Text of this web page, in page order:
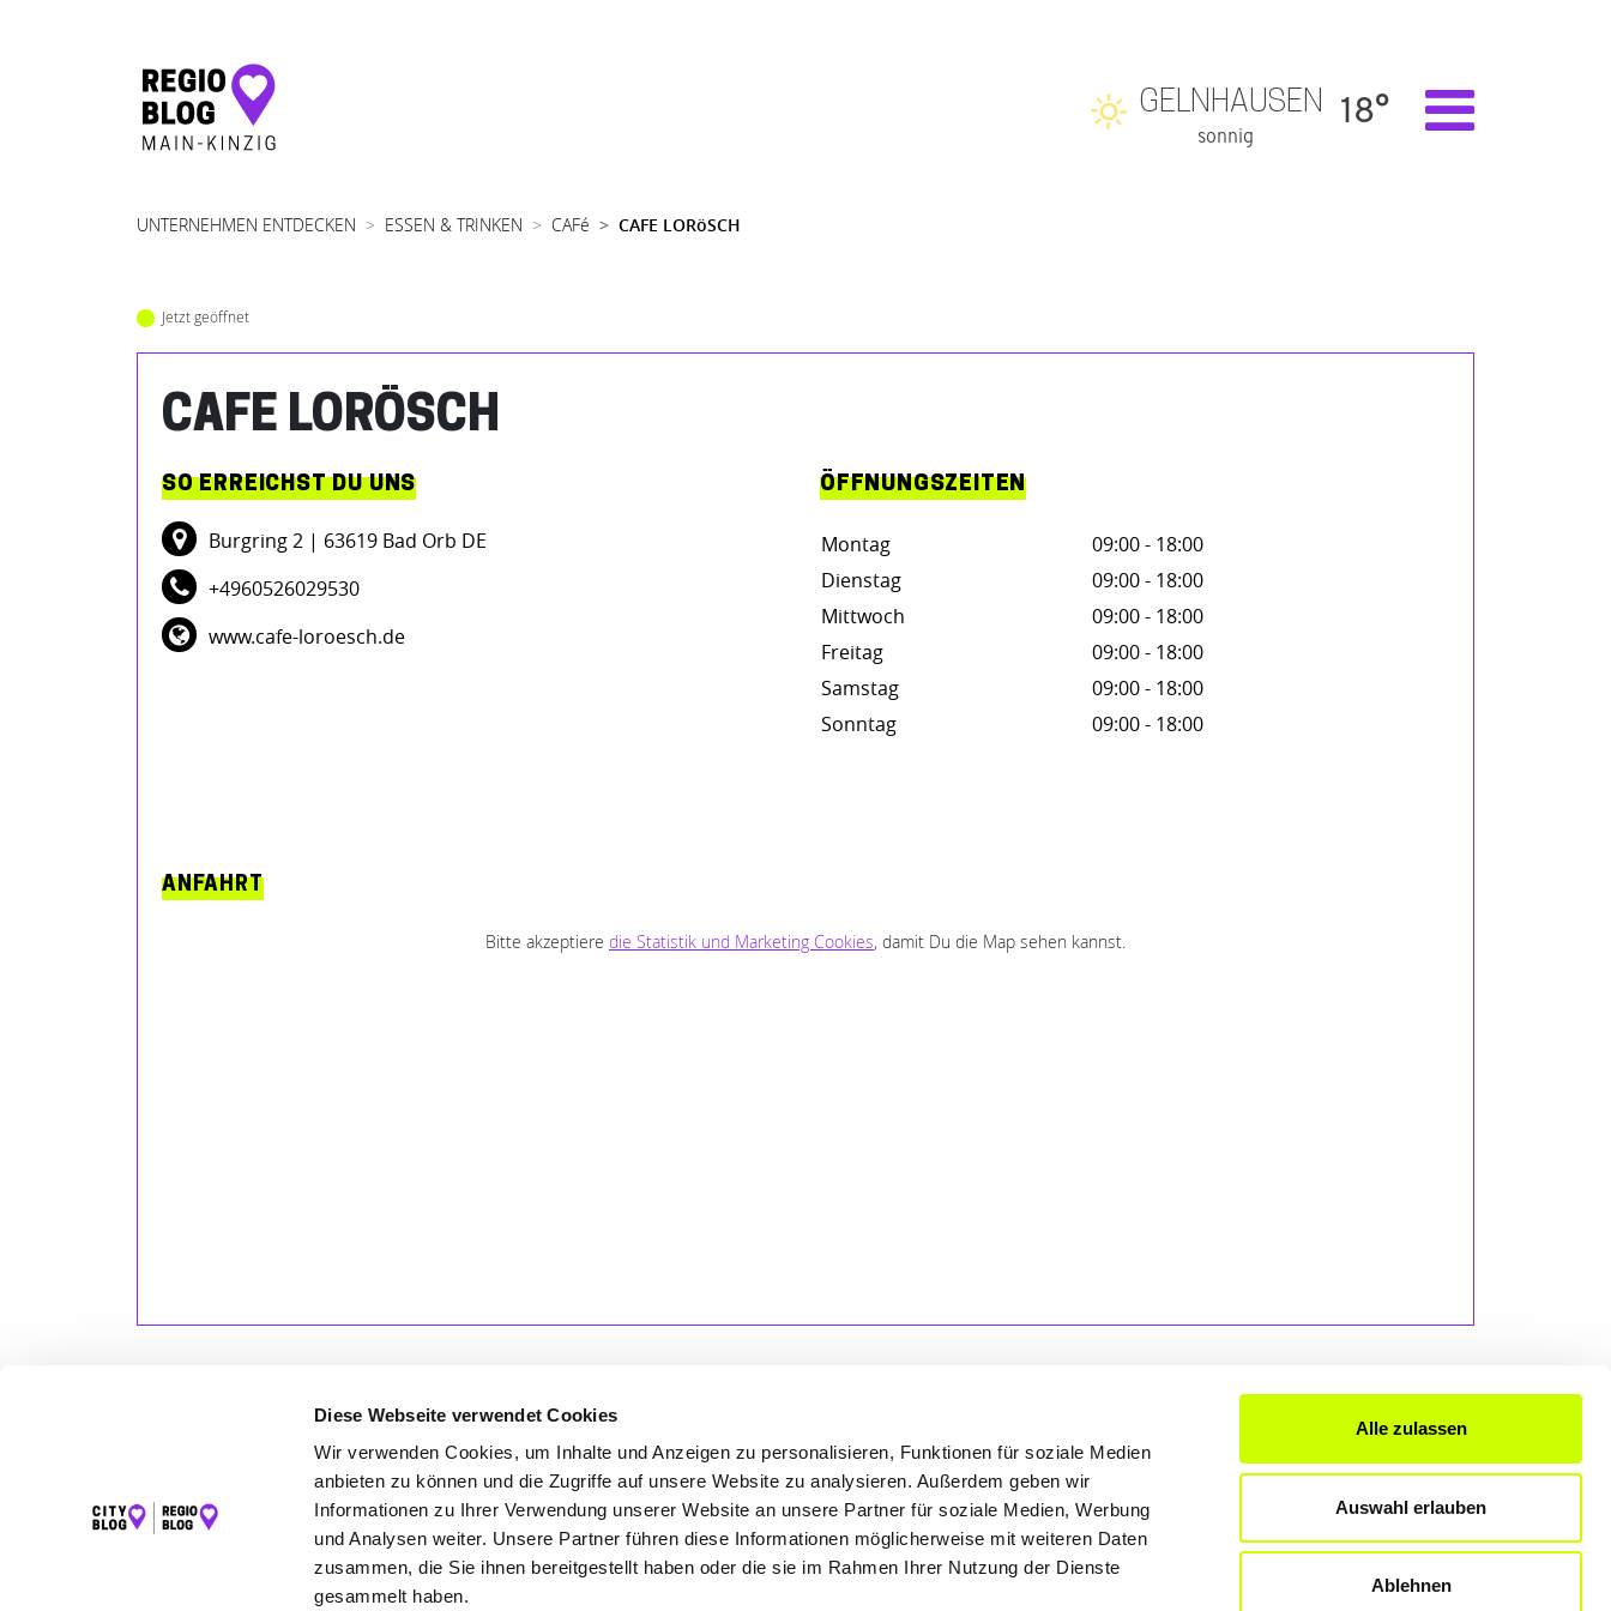
Diese Webseite verwendet Cookies
Wir verwenden Cookies, um Inhalte und Anzeigen zu personalisieren, Funktionen für soziale Medien
anbieten zu können und die Zugriffe auf unsere Website zu analysieren. Außerdem geben wir
Informationen zu Ihrer Verwendung unserer Website an unsere Partner für soziale Medien, Werbung
und Analysen weiter. Unsere Partner führen diese Informationen möglicherweise mit weiteren Daten
zusammen, die Sie ihnen bereitgestellt haben oder die sie im Rahmen Ihrer Nutzung der Dienste
gesammelt haben.
Alle zulassen
Auswahl erlauben
Ablehnen
Hauptnavigation
GELNHAUSEN
sonnig
18°
UNTERNEHMEN ENTDECKEN ESSEN & TRINKEN CAFé CAFE LORöSCH
Jetzt geöffnet
CAFE LORÖSCH
SO ERREICHST DU UNS
Burgring 2 | 63619 Bad Orb DE
+4960526029530
www.cafe-loroesch.de
ÖFFNUNGSZEITEN
Montag
09:00 - 18:00
Dienstag
09:00 - 18:00
Mittwoch
09:00 - 18:00
Freitag
09:00 - 18:00
Samstag
09:00 - 18:00
Sonntag
09:00 - 18:00
ANFAHRT
Bitte akzeptiere die Statistik und Marketing Cookies, damit Du die Map sehen kannst.
LET'S CONNECT
Kontakt
SERVICE
WhatsApp
0800 0057425
FÜR UNTERNEHMER
Werben auf dem Blog